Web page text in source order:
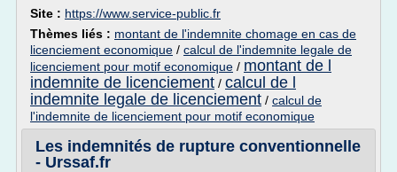
Site : https://www.service-public.fr
Thèmes liés : montant de l'indemnite chomage en cas de
licenciement economique / calcul de l'indemnite legale de
licenciement pour motif economique / montant de l
indemnite de licenciement / calcul de l
indemnite legale de licenciement / calcul de
l'indemnite de licenciement pour motif economique
Les indemnités de rupture conventionnelle
- Urssaf.fr